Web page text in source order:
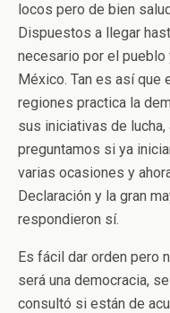
locos pero de bien
Dispuestos a llegar
necesario por el
México. Tan es así que
regiones practica la
sus iniciativas de
preguntamos si ya
varias ocasiones y
Declaración y la gran
respondieron sí.
Es fácil dar orden pero
será una democracia,
consultó si están de